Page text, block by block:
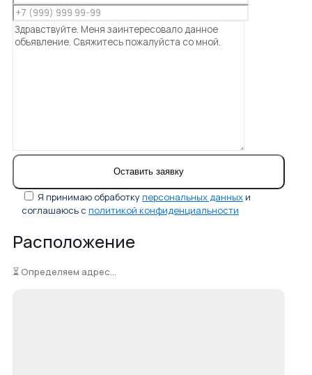
Я принимаю обработкуперсональных данных и
соглашаюсь с политикой конфиденциальности
Расположение
⏳ Определяем адрес...